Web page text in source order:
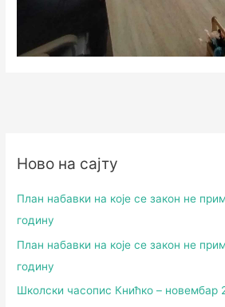
Ново на сајту
План набавки на које се закон не
годину
План набавки на које се закон не
годину
Школски часопис Книћко – новембар